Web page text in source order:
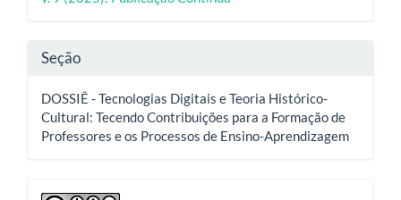
artigo
Seção
DOSSIÊ - Tecnologias Digitais e Teoria Histórico-
Cultural: Tecendo Contribuições para a Formação de
Professores e os Processos de Ensino-Aprendizagem